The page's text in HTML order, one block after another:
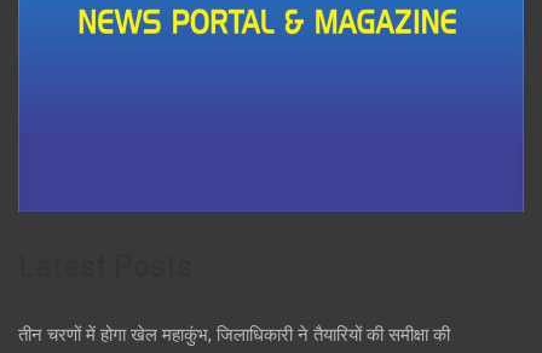
तीन चरणों में होगा खेल महाकुंभ, जिलाधिकारी ने तैयारियों की समीक्षा की